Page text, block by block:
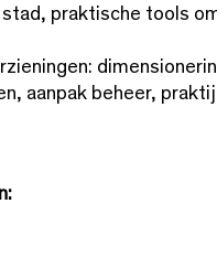
praktische tools
aanpak beheer,